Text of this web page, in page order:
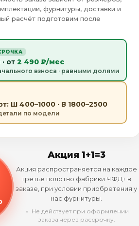
фурнитуры, доставки и
расчёт подготовим после
от 2 490 ₽/мес
взноса · равными долями
Ш 400–1000 · В 1800–2500
по модели
Акция 1+1=3
Акция распространяется на каждое
третье полотно фабрики ЧФД+ в
заказе, при условии приобретения у
нас фурнитуры.
﹡ Не действует при оформлении
заказа через рассрочку.